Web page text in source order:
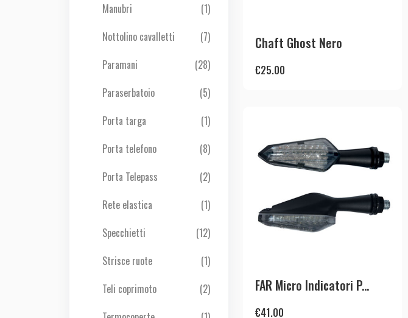
Manubri
(1)
Nottolino cavalletti
(7)
Paramani
(28)
Paraserbatoio
(5)
Porta targa
(1)
Porta telefono
(8)
Porta Telepass
(2)
Rete elastica
(1)
Specchietti
(12)
Strisce ruote
(1)
Teli coprimoto
(2)
Chaft Ghost Nero
€25.00
FAR Micro Indicatori P...
€41.00